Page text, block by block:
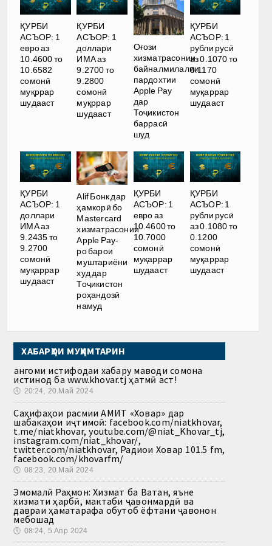
ҚУРБИ
АСЪОР: 1
евро аз
10.4600 то
10.6582
сомонӣ
муқррар
шудааст
ҚУРБИ
АСЪОР: 1
доллари
ИМА аз
9.2700 то
9.2800
сомонӣ
муқррар
шудааст
Оғози
хизматрасонии
байналмилалии
пардохтии
Apple Pay
дар
Тоҷикистон
баррасӣ
шуд
ҚУРБИ
АСЪОР: 1
рубли русӣ
аз 0.1070 то
0.1170
сомонӣ
муқаррар
шудааст
ҚУРБИ
АСЪОР: 1
доллари
ИМА аз
9.2435 то
9.2700
сомонӣ
муқаррар
шудааст
Alif Бонк дар
ҳамкорӣ бо
Mastercard
хизматрасонии
Apple Pay-
ро барои
муштариёни
худ дар
Тоҷикистон
роҳандозӣ
намуд
ҚУРБИ
АСЪОР: 1
евро аз
10.4600 то
10.7000
сомонӣ
муқаррар
шудааст
ҚУРБИ
АСЪОР: 1
рубли русӣ
аз 0.1080 то
0.1200
сомонӣ
муқаррар
шудааст
ХАБАРҲОИ МУҲИМТАРИН
Ҳангоми истифодаи хабару маводи сомона
истинод ба www.khovar.tj ҳатмӣ аст!
🕔 20:24, 20.Май 2024
Саҳифаҳои расмии АМИТ «Ховар» дар
шабакаҳои иҷтимоӣ: facebook.com/niatkhovar,
t.me/niatkhovar, youtube.com/@niat_Khovar_tj,
instagram.com/niat_khovar/,
twitter.com/niatkhovar, Радиои Ховар 101.5 fm,
facebook.com/khovarfm/
🕔 08:23, 20.Май 2024
Эмомалӣ Раҳмон: Хизмат ба Ватан, яъне
хизмати ҳарбӣ, мактаби ҷавонмардӣ ва
давраи ҳаматарафа обутоб ёфтани ҷавонон
мебошад
🕔 08:24, 5.Апр 2024